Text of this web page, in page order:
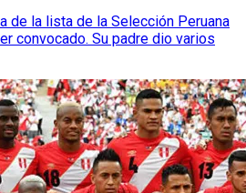
de la lista de la Selección Peruana
convocado. Su padre dio varios